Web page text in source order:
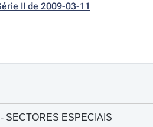
II de 2009-03-11
SECTORES ESPECIAIS